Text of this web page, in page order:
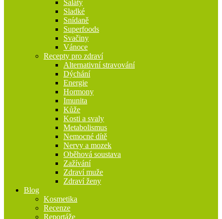
Saláty
Sladké
Snídaně
Superfoods
Svačiny
Vánoce
Recepty pro zdraví
Alternativní stravování
Dýchání
Energie
Hormony
Imunita
Kůže
Kosti a svaly
Metabolismus
Nemocné dítě
Nervy a mozek
Oběhová soustava
Zažívání
Zdraví muže
Zdraví ženy
Blog
Kosmetika
Recenze
Reportáže